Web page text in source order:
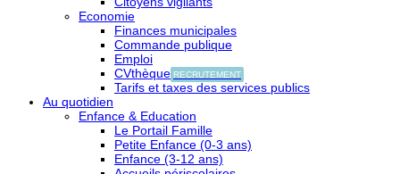
Economie
Finances municipales
Commande publique
Emploi
CVthèque RECRUTEMENT
Tarifs et taxes des services publics
Au quotidien
Enfance & Education
Le Portail Famille
Petite Enfance (0-3 ans)
Enfance (3-12 ans)